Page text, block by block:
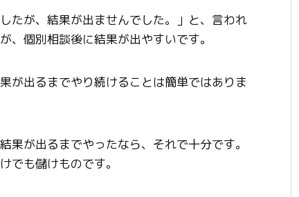
たが、結果が出ませんでした。」と、言われ
、個別相談後に結果が出やすいです。
が出るまでやり続けることは簡単ではありま
が出るまでやったなら、それで十分です。
でも儲けものです。